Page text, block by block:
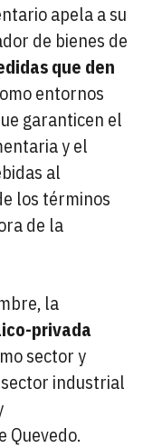
apela a su
de bienes de
que den
entornos
garanticen el
y el
al
los términos
de la
la
privada
sector y
industrial
Quevedo.